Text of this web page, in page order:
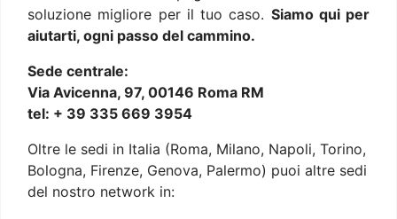
soluzione migliore per il tuo caso. Siamo qui per
aiutarti, ogni passo del cammino.
Sede centrale:
Via Avicenna, 97, 00146 Roma RM
tel: + 39 335 669 3954
Oltre le sedi in Italia (Roma, Milano, Napoli, Torino,
Bologna, Firenze, Genova, Palermo) puoi altre sedi
del nostro network in: